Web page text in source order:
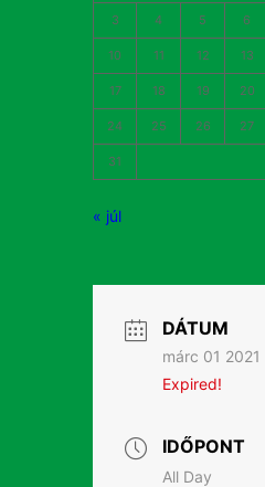
3 4 5 6
10 11 12 13
17 18 19 20
24 25 26 27
31
« júl
DÁTUM
márc 01 2021
Expired!
IDŐPONT
All Day